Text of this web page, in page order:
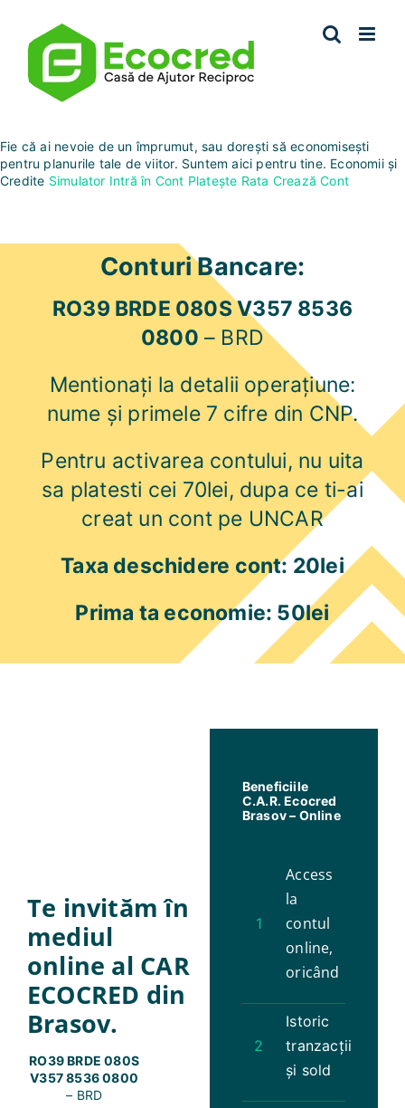
content
Fie că ai nevoie de un împrumut, sau dorești să economisești
pentru planurile tale de viitor. Suntem aici pentru tine. Economii și
Credite Simulator Intră în Cont Platește Rata Crează Cont
Conturi Bancare:
RO39 BRDE 080S V357 8536
0800 – BRD
Mentionați la detalii operațiune:
nume și primele 7 cifre din CNP.
Pentru activarea contului, nu uita
sa platesti cei 70lei, dupa ce ti-ai
creat un cont pe UNCAR
Taxa deschidere cont: 20lei
Prima ta economie: 50lei
Te invităm în
mediul
online al CAR
ECOCRED din
Brasov.
RO39 BRDE 080S
V357 8536 0800
– BRD
Beneficiile
C.A.R. Ecocred
Brasov – Online
1
Access
la
contul
online,
oricând
2
Istoric
tranzacții
și sold